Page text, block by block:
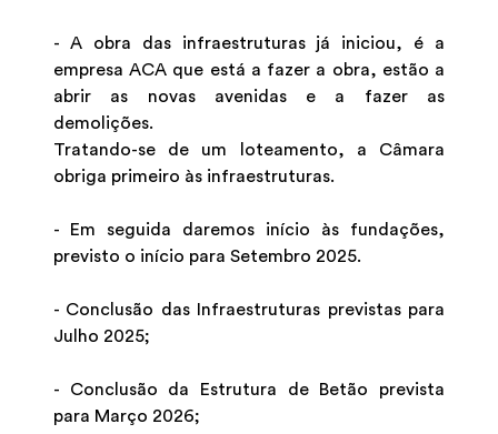
- A obra das infraestruturas já iniciou, é a
empresa ACA que está a fazer a obra, estão a
abrir as novas avenidas e a fazer as
demolições.
Tratando-se de um loteamento, a Câmara
obriga primeiro às infraestruturas.
- Em seguida daremos início às fundações,
previsto o início para Setembro 2025.
- Conclusão das Infraestruturas previstas para
Julho 2025;
- Conclusão da Estrutura de Betão prevista
para Março 2026;